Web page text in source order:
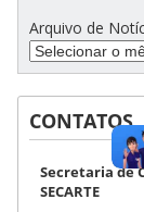
Arquivo de
CONTATOS
Secretaria de
SECARTE